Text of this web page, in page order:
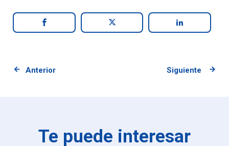
Anterior Siguiente
Te puede interesar